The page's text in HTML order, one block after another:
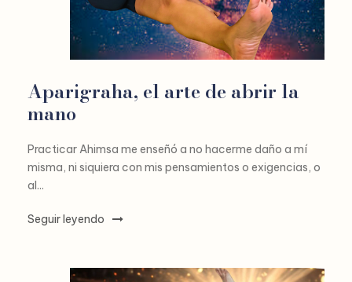
Aparigraha, el arte de abrir la
mano
Practicar Ahimsa me enseñó a no hacerme daño a mí
misma, ni siquiera con mis pensamientos o exigencias, o
al...
Seguir leyendo